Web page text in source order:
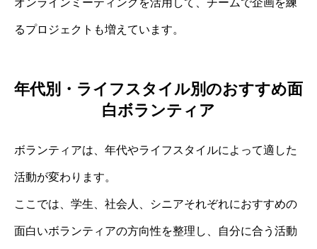
るプロジェクトも増えています。
年代別・ライフスタイル別のおすすめ面
白ボランティア
ボランティアは、年代やライフスタイルによって適した
活動が変わります。
ここでは、学生、社会人、シニアそれぞれにおすすめの
面白いボランティアの方向性を整理し、自分に合う活動